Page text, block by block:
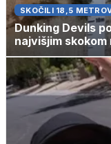
SKOČILI 18,5
Dunking Devils
najvišjim